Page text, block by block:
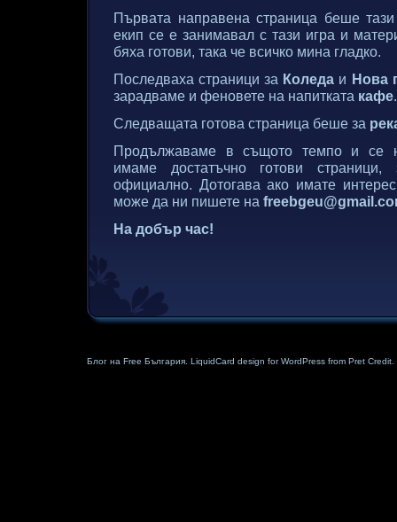
Първата направена страница беше
екип се е занимавал с тази игра и
бяха готови, така че всичко мина гладко.
Последваха страници за Коледа и Нова
зарадваме и феновете на напитката кафе.
Следващата готова страница беше за
Продължаваме в същото темпо и се
имаме достатъчно готови
официално. Дотогава ако имате
може да ни пишете на
На добър час!
Блог на Free България. LiquidCard design for WordPress from Pret Credit.